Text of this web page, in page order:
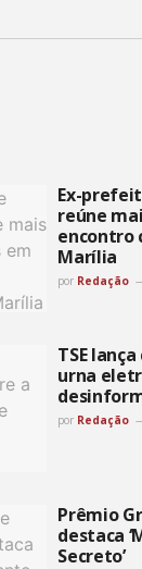
Ex-
reúne
encontro
Marília
por Redação
TSE
urna
por Redação
Prêmio
destaca
Secreto’